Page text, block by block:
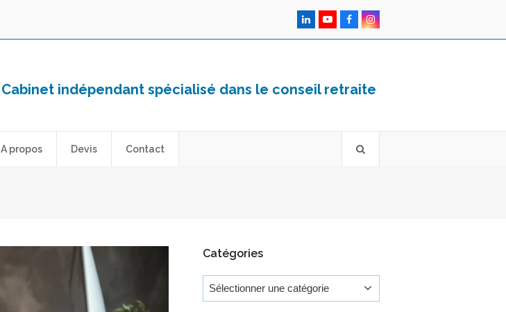
LinkedInYouTubeFacebookInstagram
Cabinet indépendant spécialisé dans le conseil retraite
A propos Devis Contact
Catégories
Catégories